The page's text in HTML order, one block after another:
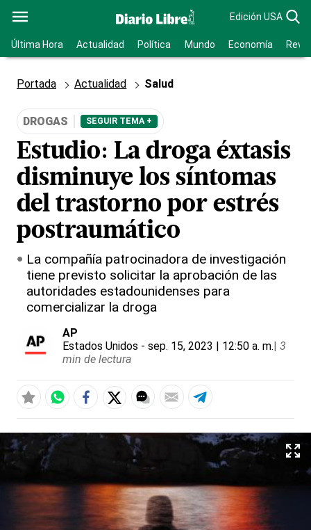
Edición USA
Última Hora Actualidad Política Mundo Economía
Portada Actualidad Salud
DROGAS SEGUIR TEMA +
Estudio: La droga éxtasis
disminuye los síntomas
del trastorno por estrés
postraumático
La compañía patrocinadora de investigación
tiene previsto solicitar la aprobación de las
autoridades estadounidenses para
comercializar la droga
AP
Estados Unidos - sep. 15, 2023 | 12:50 a. m.| 3
min de lectura